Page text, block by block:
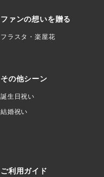
ファンの想いを贈る
フラスタ・楽屋花
その他シーン
誕生日祝い
結婚祝い
ご利用ガイド